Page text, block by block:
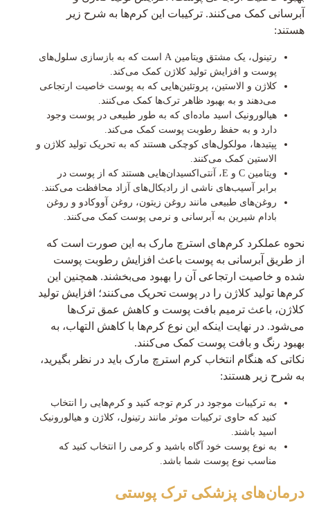
آبرسانی کمک می‌کنند. ترکیبات این کرم‌ها به شرح زیر
هستند:
رتینول، یک مشتق ویتامین A است که به بازسازی سلول‌های
پوست و افزایش تولید کلاژن کمک می‌کند.
کلاژن و الاستین، پروتئین‌هایی که به پوست خاصیت ارتجاعی
می‌دهند و به بهبود ظاهر ترک‌ها کمک می‌کنند.
هیالورونیک اسید ماده‌ای که به طور طبیعی در پوست وجود
دارد و به حفظ رطوبت پوست کمک می‌کند.
پپتیدها، مولکول‌های کوچکی هستند که به تحریک تولید کلاژن و
الاستین کمک می‌کنند.
ویتامین C و E، آنتی‌اکسیدان‌هایی هستند که از پوست در
برابر آسیب‌های ناشی از رادیکال‌های آزاد محافظت می‌کنند.
روغن‌های طبیعی مانند روغن زیتون، روغن آووکادو و روغن
بادام شیرین به آبرسانی و نرمی پوست کمک می‌کنند.
نحوه عملکرد کرم‌های استرچ مارک به این صورت است که
از طریق آبرسانی به پوست باعث افزایش رطوبت پوست
شده و خاصیت ارتجاعی آن را بهبود می‌بخشند. همچنین این
کرم‌ها تولید کلاژن را در پوست تحریک می‌کنند؛ افزایش تولید
کلاژن، باعث ترمیم بافت پوست و کاهش عمق ترک‌ها
می‌شود. در نهایت اینکه این نوع کرم‎‌ها با کاهش التهاب، به
بهبود رنگ و بافت پوست کمک می‌کنند.
نکاتی که هنگام انتخاب کرم استرچ مارک باید در نظر بگیرید،
به شرح زیر هستند:
به ترکیبات موجود در کرم توجه کنید و کرم‌هایی را انتخاب
کنید که حاوی ترکیبات موثر مانند رتینول، کلاژن و هیالورونیک
اسید باشند.
به نوع پوست خود آگاه باشید و کرمی را انتخاب کنید که
مناسب نوع پوست شما باشد.
درمان‌های پزشکی ترک پوستی